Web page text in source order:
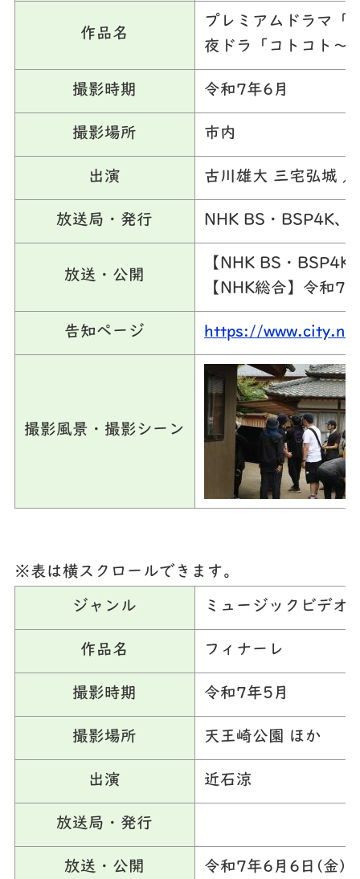
作品名
プレミアムドラマ「
夜ドラ「コトコト～
撮影時期 令和7年6月
撮影場所 市内
出演 古川雄大 三宅弘城
放送局・発行 NHK BS・BSP4K、
放送・公開
【NHK BS・
【NHK総合】令和
告知ページ https://
撮影風景・撮影シーン
※表は横スクロールできます。
ジャンル ミュージックビデオ
作品名 フィナーレ
撮影時期 令和7年5月
撮影場所 天王崎公園 ほか
出演 近石涼
放送局・発行
放送・公開 令和7年6月6日(金)